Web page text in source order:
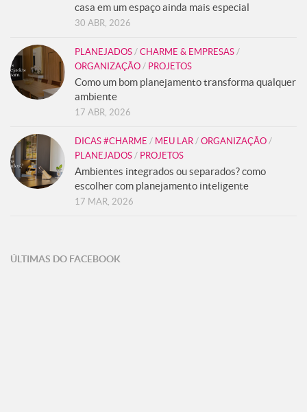
casa em um espaço ainda mais especial
30 ABR, 2026
PLANEJADOS / CHARME & EMPRESAS /
ORGANIZAÇÃO / PROJETOS
Como um bom planejamento transforma qualquer
ambiente
17 ABR, 2026
DICAS #CHARME / MEU LAR / ORGANIZAÇÃO /
PLANEJADOS / PROJETOS
Ambientes integrados ou separados? como
escolher com planejamento inteligente
17 MAR, 2026
ÚLTIMAS DO FACEBOOK